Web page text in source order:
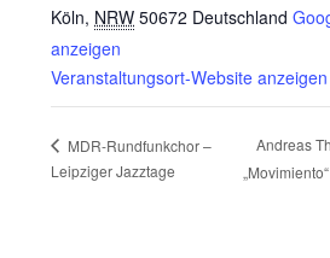
Köln, NRW 50672 Deutschland
anzeigen
Veranstaltungsort-Website anzeigen
MDR-Rundfunkchor –
Leipziger Jazztage
Andreas